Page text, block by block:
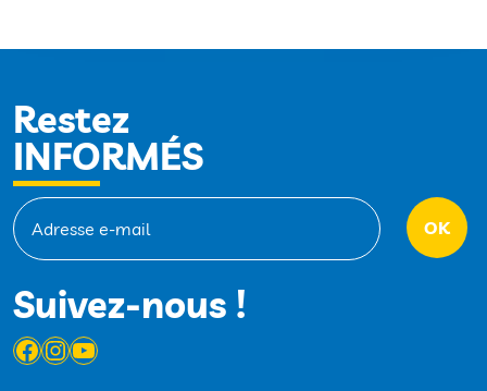
Restez
INFORMÉS
Suivez-nous !
Facebook
Instagram
YouTube